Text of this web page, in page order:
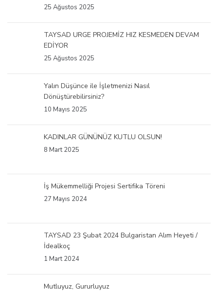
25 Ağustos 2025
TAYSAD URGE PROJEMİZ HIZ KESMEDEN DEVAM
EDİYOR
25 Ağustos 2025
Yalın Düşünce ile İşletmenizi Nasıl
Dönüştürebilirsiniz?
10 Mayıs 2025
KADINLAR GÜNÜNÜZ KUTLU OLSUN!
8 Mart 2025
İş Mükemmelliği Projesi Sertifika Töreni
27 Mayıs 2024
TAYSAD 23 Şubat 2024 Bulgaristan Alım Heyeti /
İdealkoç
1 Mart 2024
Mutluyuz, Gururluyuz